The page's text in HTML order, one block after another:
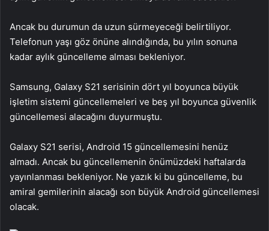
Ancak bu durumun da uzun sürmeyeceği belirtiliyor.
Telefonun yaşı göz önüne alındığında, bu yılın sonuna
kadar aylık güncelleme alması bekleniyor.
Samsung, Galaxy S21 serisinin dört yıl boyunca büyük
işletim sistemi güncellemeleri ve beş yıl boyunca güvenlik
güncellemesi alacağını duyurmuştu.
Galaxy S21 serisi, Android 15 güncellemesini henüz
almadı. Ancak bu güncellemenin önümüzdeki haftalarda
yayınlanması bekleniyor. Ne yazık ki bu güncelleme, bu
amiral gemilerinin alacağı son büyük Android güncellemesi
olacak.